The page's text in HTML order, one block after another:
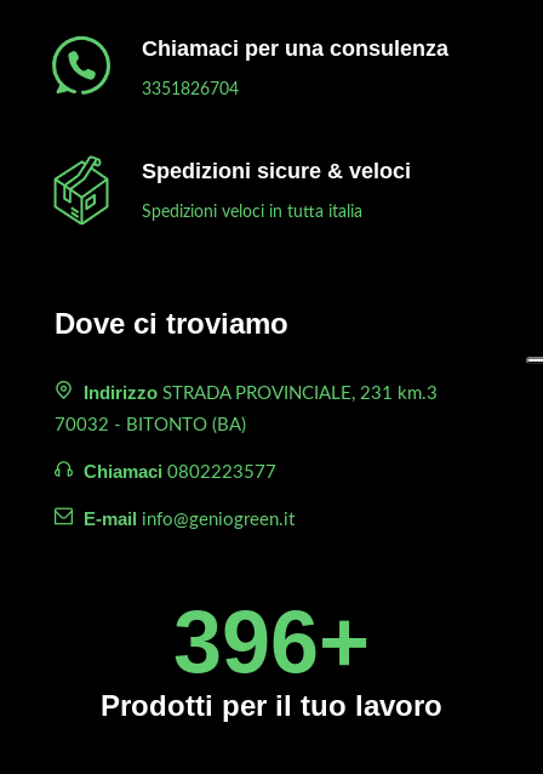
Chiamaci per una consulenza
3351826704
Spedizioni sicure & veloci
Spedizioni veloci in tutta italia
Dove ci troviamo
Indirizzo STRADA PROVINCIALE, 231 km.3
70032 - BITONTO (BA)
Chiamaci 0802223577
E-mail info@geniogreen.it
450+
Prodotti per il tuo lavoro